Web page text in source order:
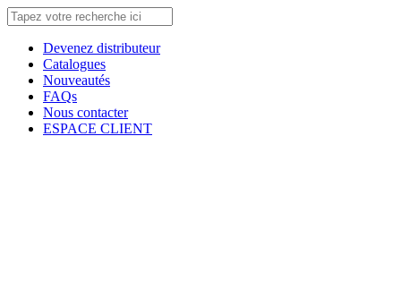
Devenez distributeur
Catalogues
Nouveautés
FAQs
Nous contacter
ESPACE CLIENT